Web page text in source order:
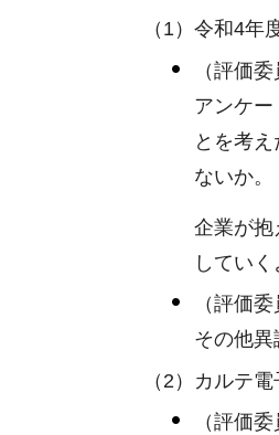
（1）令和4
（評価委
アンケ
とを考
ないか。
企業が
してい
（評価委
その他異
（2）カルテ
（評価委